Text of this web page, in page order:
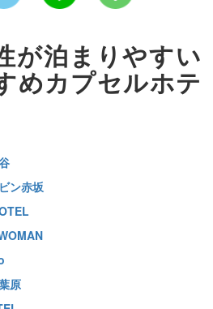
が泊まりやすい
めカプセルホテ
ン赤坂
原